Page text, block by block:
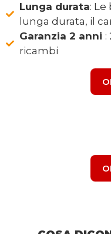
Lunga durata:
lunga durata, il
Garanzia 2 anni :
ricambi